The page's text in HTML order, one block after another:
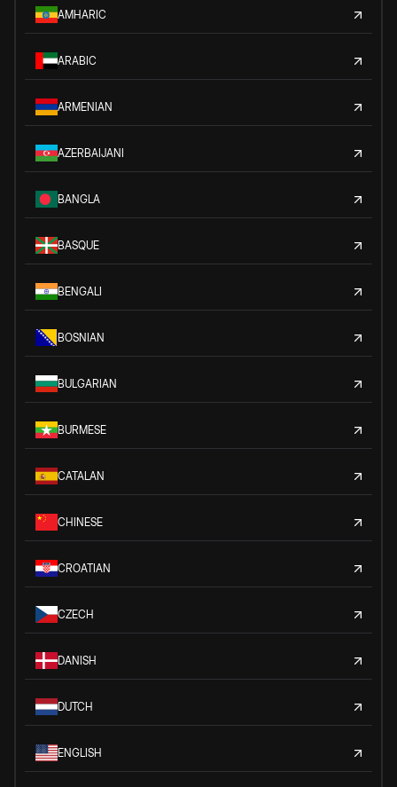
AMHARIC
ARABIC
ARMENIAN
AZERBAIJANI
BANGLA
BASQUE
BENGALI
BOSNIAN
BULGARIAN
BURMESE
CATALAN
CHINESE
CROATIAN
CZECH
DANISH
DUTCH
ENGLISH